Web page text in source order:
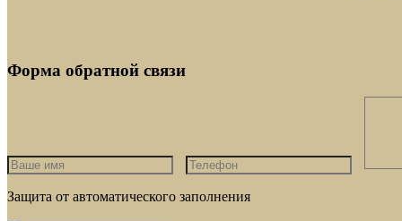
Форма обратной связи
Защита от автоматического заполнения